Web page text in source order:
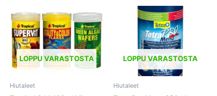
LOPPU VARASTOSTA
Hiutaleet
LOPPU VARASTOSTA
Hiutaleet